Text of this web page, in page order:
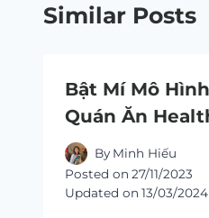
Similar Posts
Bật Mí Mô
Quán Ăn
By Minh Hiếu
Posted on 27/11/2023
Updated on 13/03/2024